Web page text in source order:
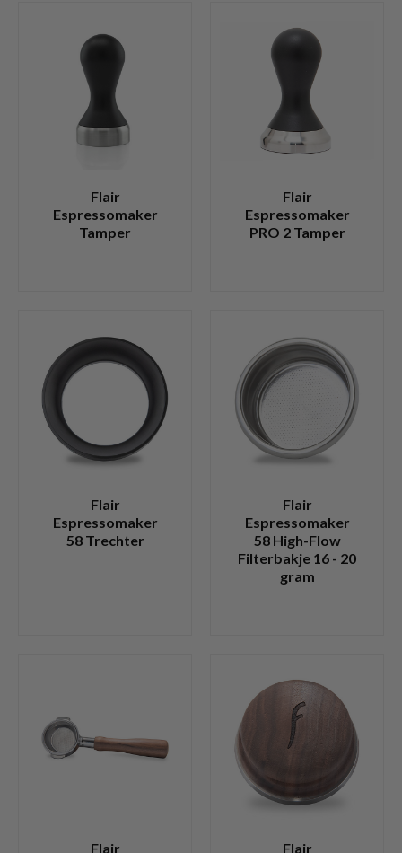
Flair
Espressomaker
Tamper
Flair
Espressomaker
PRO 2 Tamper
Flair
Espressomaker
58 Trechter
Flair
Espressomaker
58 High-Flow
Filterbakje 16 - 20
gram
Flair Flair